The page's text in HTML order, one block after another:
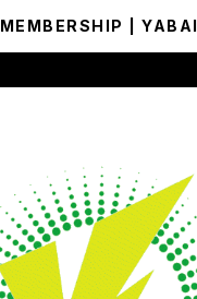
MEMBERSHIP | YABAI